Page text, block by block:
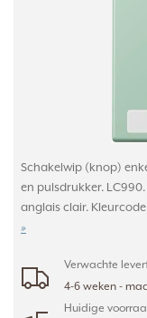
Schakelwip (knop)
en pulsdrukker.
anglais clair.
»
Verwachte
4-6 weken -
Huidige